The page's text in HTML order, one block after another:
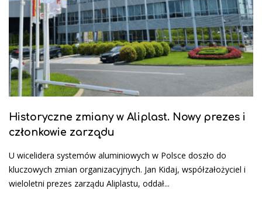
Historyczne zmiany w Aliplast. Nowy prezes i
członkowie zarządu
U wicelidera systemów aluminiowych w Polsce doszło do
kluczowych zmian organizacyjnych. Jan Kidaj, współzałożyciel i
wieloletni prezes zarządu Aliplastu, oddał...